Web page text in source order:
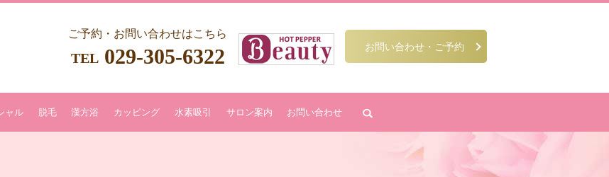
ご予約・お問い合わせはこちら
TEL029-305-6322 お問い合わせ・ご予約
ャル 脱毛 漢方浴 カッピング 水素吸引 サロン案内 お問い合わせ